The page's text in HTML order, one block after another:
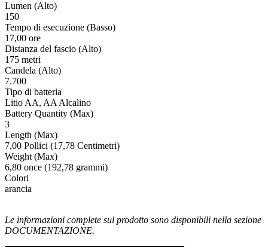
Lumen (Alto)
150
Tempo di esecuzione (Basso)
17,00 ore
Distanza del fascio (Alto)
175 metri
Candela (Alto)
7.700
Tipo di batteria
Litio AA, AA Alcalino
Battery Quantity (Max)
3
Length (Max)
7,00 Pollici (17,78 Centimetri)
Weight (Max)
6,80 once (192,78 grammi)
Colori
arancia
Le informazioni complete sul prodotto sono disponibili nella sezione
DOCUMENTAZIONE.